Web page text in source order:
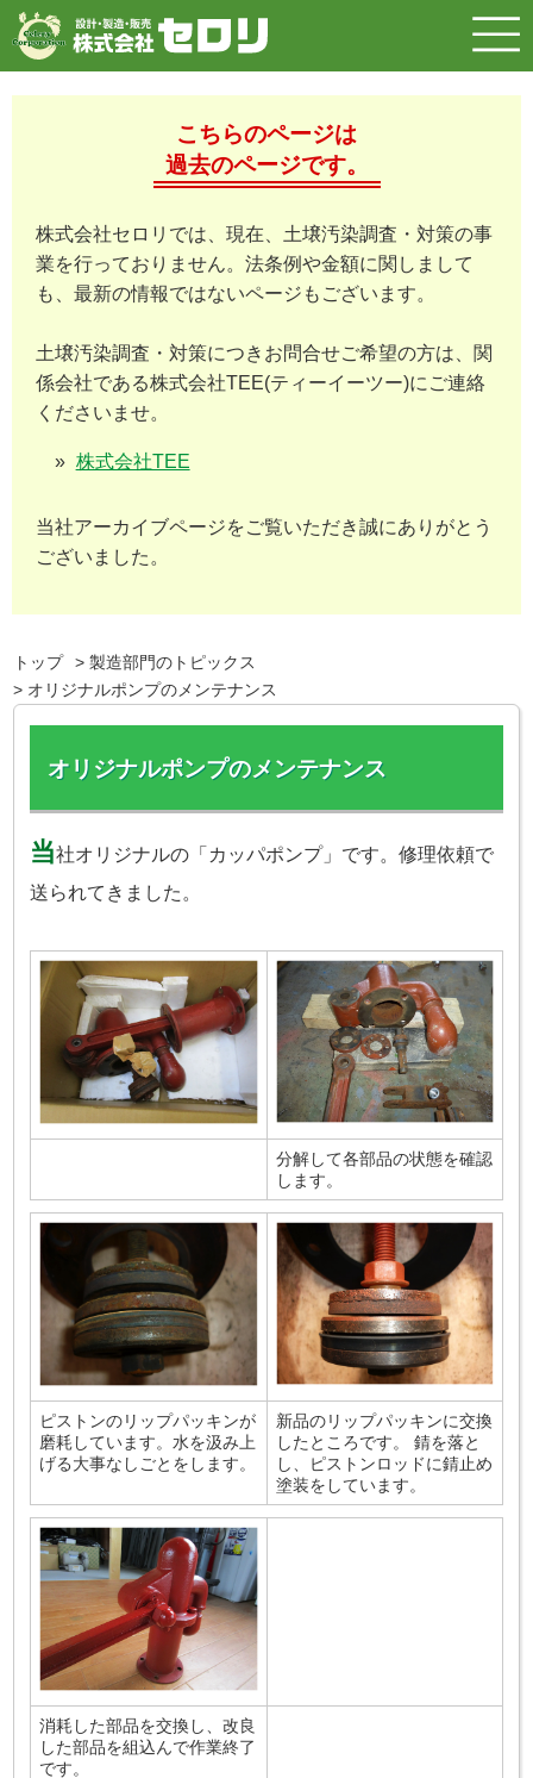
こちらのページは
過去のページです。
株式会社セロリでは、現在、土壌汚染調査・対策の事
業を行っておりません。法条例や金額に関しまして
も、最新の情報ではないページもございます。
土壌汚染調査・対策につきお問合せご希望の方は、関
係会社である株式会社TEE(ティーイーツー)にご連絡
くださいませ。
株式会社TEE
当社アーカイブページをご覧いただき誠にありがとう
ございました。
トップ
製造部門のトピックス
オリジナルポンプのメンテナンス
オリジナルポンプのメンテナンス
当社オリジナルの「カッパポンプ」です。修理依頼で
送られてきました。
分解して各部品の状態を確認
します。
ピストンのリップパッキンが
磨耗しています。水を汲み上
げる大事なしごとをします。
新品のリップパッキンに交換
したところです。 錆を落と
し、ピストンロッドに錆止め
塗装をしています。
消耗した部品を交換し、改良
した部品を組込んで作業終了
です。